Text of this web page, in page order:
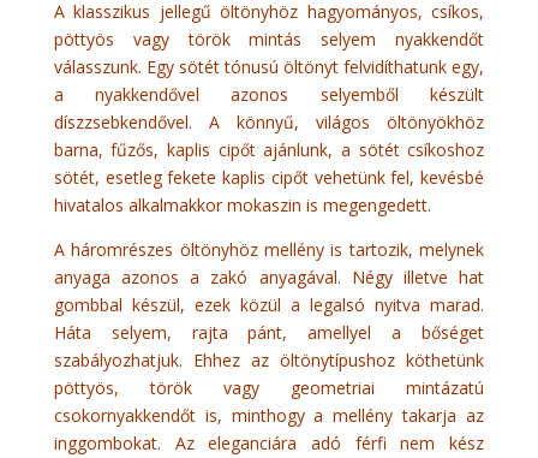
A klasszikus jellegű öltönyhöz hagyományos, csíkos,
pöttyös vagy török mintás selyem nyakkendőt
válasszunk. Egy sötét tónusú öltönyt felvidíthatunk egy,
a nyakkendővel azonos selyemből készült
díszzsebkendővel. A könnyű, világos öltönyökhöz
barna, fűzős, kaplis cipőt ajánlunk, a sötét csíkoshoz
sötét, esetleg fekete kaplis cipőt vehetünk fel, kevésbé
hivatalos alkalmakkor mokaszin is megengedett.
A háromrészes öltönyhöz mellény is tartozik, melynek
anyaga azonos a zakó anyagával. Négy illetve hat
gombbal készül, ezek közül a legalsó nyitva marad.
Háta selyem, rajta pánt, amellyel a bőséget
szabályozhatjuk. Ehhez az öltönytípushoz köthetünk
pöttyös, török vagy geometriai mintázatú
csokornyakkendőt is, minthogy a mellény takarja az
inggombokat. Az eleganciára adó férfi nem kész